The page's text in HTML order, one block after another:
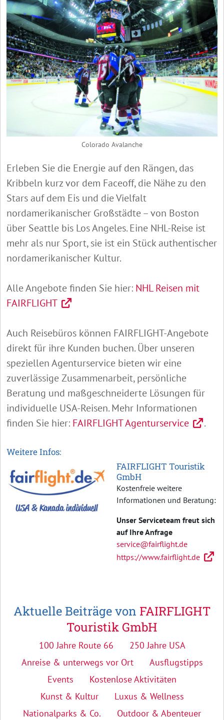
Colorado Avalanche
Erleben Sie die Energie auf den Rängen, das
Kribbeln kurz vor dem Faceoff, die Nähe zu den
Stars auf dem Eis und die Vielfalt
nordamerikanischer Großstädte – von Boston
über Seattle bis Los Angeles. Eine NHL-Reise ist
mehr als nur Sport, sie ist ein Stück authentischer
nordamerikanischer Kultur.
Alle Angebote finden Sie hier: NHL Reisen mit
FAIRFLIGHT
Auch Reisebüros können FAIRFLIGHT-Angebote
direkt für ihre Kunden buchen. Über unseren
speziellen Agenturservice bieten wir eine
zuverlässige Zusammenarbeit, persönliche
Beratung und maßgeschneiderte Lösungen für
individuelle USA-Reisen. Mehr Informationen
finden Sie hier: FAIRFLIGHT Agenturservice .
Weitere Infos:
FAIRFLIGHT Touristik
GmbH
Kostenfreie weitere
Informationen und Beratung:
Unser Serviceteam freut sich
auf Ihre Anfrage
service@fairflight.de
https://www.fairflight.de
Aktuelle Beiträge von FAIRFLIGHT
Touristik GmbH
100 Jahre Route 66
250 Jahre USA
Anreise & unterwegs vor Ort
Ausflugstipps
Events
Kostenlose Aktivitäten
Kunst & Kultur
Luxus & Wellness
Nationalparks & Co.
Outdoor & Abenteuer